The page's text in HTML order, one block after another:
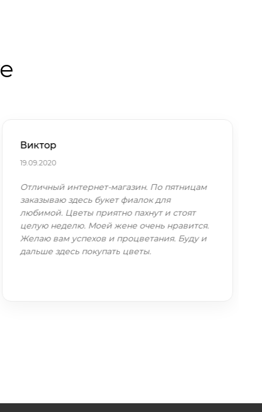
Виктор
19.09.2020
Отличный интернет-магазин. По пятницам
заказываю здесь букет фиалок для
любимой. Цветы приятно пахнут и стоят
целую неделю. Моей жене очень нравится.
Желаю вам успехов и процветания. Буду и
дальше здесь покупать цветы.